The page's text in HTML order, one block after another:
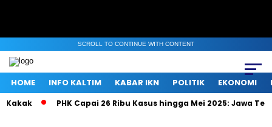
SCROLL TO CONTINUE WITH CONTENT
HOME INFO KALTIM KABAR IKN POLITIK EKONOMI
PHK Capai 26 Ribu Kasus hingga Mei 2025: Jawa